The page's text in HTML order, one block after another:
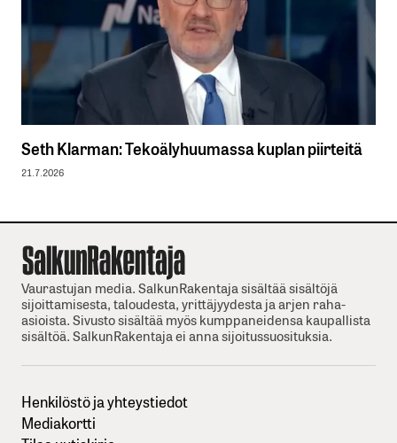
Seth Klarman: Tekoälyhuumassa kuplan piirteitä
21.7.2026
Vaurastujan media. SalkunRakentaja sisältää sisältöjä
sijoittamisesta, taloudesta, yrittäjyydesta ja arjen raha-
asioista. Sivusto sisältää myös kumppaneidensa kaupallista
sisältöä. SalkunRakentaja ei anna sijoitussuosituksia.
Henkilöstö ja yhteystiedot
Mediakortti